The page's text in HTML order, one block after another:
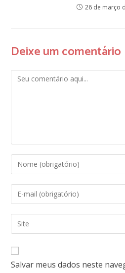
26 de março
Deixe um comentário
Salvar meus dados neste